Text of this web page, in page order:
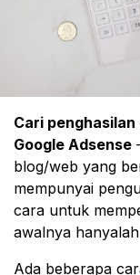
Cari
Google Adsense
blog/web yang
mempunyai
cara untuk
awalnya
Ada beberapa